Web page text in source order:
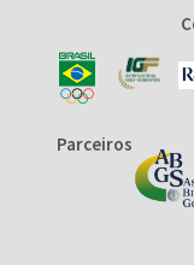
Parceiros